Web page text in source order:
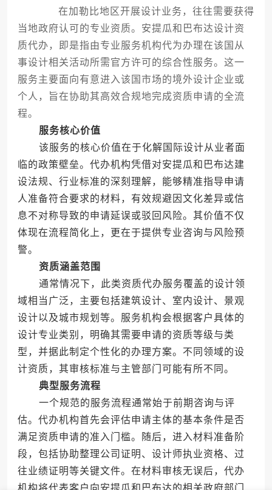
在加勒比地区开展设计业务，往往需要获得
当地政府认可的专业资质。安提瓜和巴布达设计资
质代办，即是指由专业服务机构代为办理在该国从
事设计相关活动所需官方许可的综合性服务。这一
服务主要面向有意进入该国市场的境外设计企业或
个人，旨在协助其高效合规地完成资质申请的全流
程。
服务核心价值
该服务的核心价值在于化解国际设计从业者面
临的政策壁垒。代办机构凭借对安提瓜和巴布达建
设法规、行业标准的深刻理解，能够精准指导申请
人准备符合要求的材料，有效规避因文化差异或信
息不对称导致的申请延误或驳回风险。其价值不仅
体现在流程简化上，更在于提供专业咨询与风险预
警。
资质涵盖范围
通常情况下，此类资质代办服务覆盖的设计领
域相当广泛，主要包括建筑设计、室内设计、景观
设计以及城市规划等。服务机构会根据客户具体的
设计专业类别，明确其需要申请的资质等级与类
型，并据此制定个性化的办理方案。不同领域的设
计资质，其审核标准与主管部门可能有所不同。
典型服务流程
一个规范的服务流程通常始于前期咨询与评
估。代办机构首先会评估申请主体的基本条件是否
满足资质申请的准入门槛。随后，进入材料准备阶
段，包括协助整理公司证明、设计师执业资格、过
往业绩证明等关键文件。在材料审核无误后，代办
机构将代表客户向安提瓜和巴布达的相关政府部门